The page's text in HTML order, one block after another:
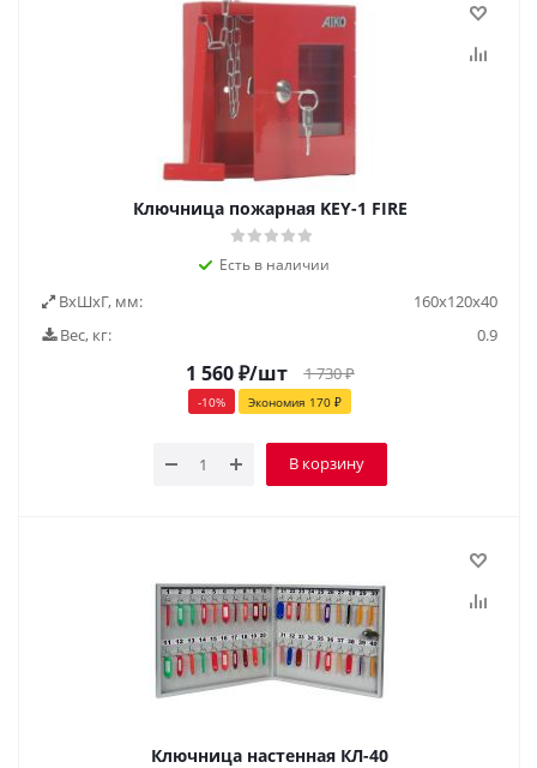
Ключница пожарная KEY-1 FIRE
Есть в наличии
ВxШxГ, мм:
160х120х40
Вес, кг:
0.9
1 560₽/шт 1 730₽
-10% Экономия 170 ₽
В корзину
Ключница настенная КЛ-40